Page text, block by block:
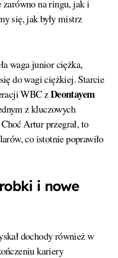
zarówno na ringu, jak i
się, jak były mistrz
waga junior ciężka,
do wagi ciężkiej. Starcie
WBC zDeontayem
z kluczowych
Artur przegrał, to
co istotnie poprawiło
i nowe
dochody również w
kariery